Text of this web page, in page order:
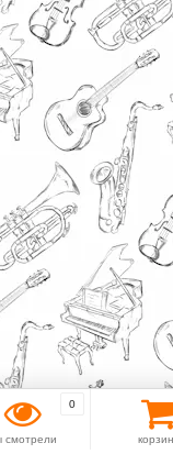
0
смотрели